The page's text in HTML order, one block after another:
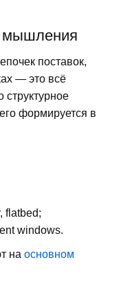
мышления
поставок,
— это всё
формируется в
flatbed;
windows.
на основном